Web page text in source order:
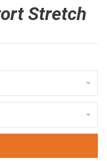
Stretch